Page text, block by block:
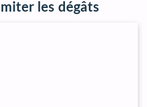
les dégâts